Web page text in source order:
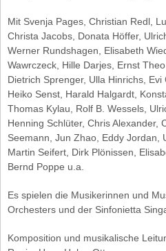
Mit Svenja Pages, Christian Redl,
Christa Jacobs, Donata Höffer,
Werner Rundshagen, Elisabeth
Wawrczeck, Hille Darjes, Ernst
Dietrich Sprenger, Ulla Hinrichs,
Heiko Senst, Harald Halgardt,
Thomas Kylau, Rolf B. Wessels,
Henning Schlüter, Chris Alexander,
Seemann, Jun Zhao, Eddy Jordan,
Martin Seifert, Dirk Plönissen,
Bernd Poppe u.a.
Es spielen die Musikerinnen und
Orchesters und der Sinfonietta
Komposition und musikalische